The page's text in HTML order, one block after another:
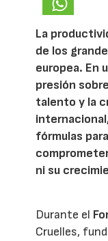
La
de los
europea. En
presión
talento y la
fórmulas
ni su
Durante el
Cruelles,